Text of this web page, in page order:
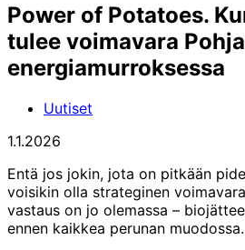
Power of Potatoes.
tulee voimavara
energiamurroksessa
Uutiset
1.1.2026
Entä jos jokin, jota on pitkään
voisikin olla strateginen
vastaus on jo olemassa –
ennen kaikkea perunan muodossa.